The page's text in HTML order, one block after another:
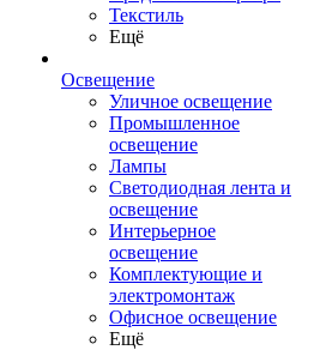
Текстиль
Ещё
Освещение
Уличное освещение
Промышленное
освещение
Лампы
Светодиодная лента и
освещение
Интерьерное
освещение
Комплектующие и
электромонтаж
Офисное освещение
Ещё